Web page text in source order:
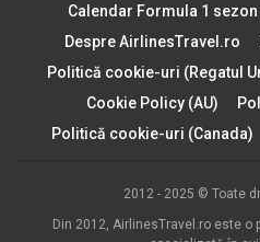
Calendar Formula 1 sezon
Despre AirlinesTravel.ro
Politică cookie-uri (Regatul
Cookie Policy (AU)
Politică cookie-uri (Canada)
2012 - 2025 © Toate
Din 2012, AirlinesTravel.ro este o